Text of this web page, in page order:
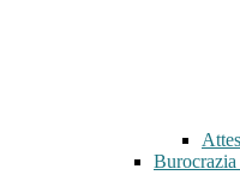
Burocrazia